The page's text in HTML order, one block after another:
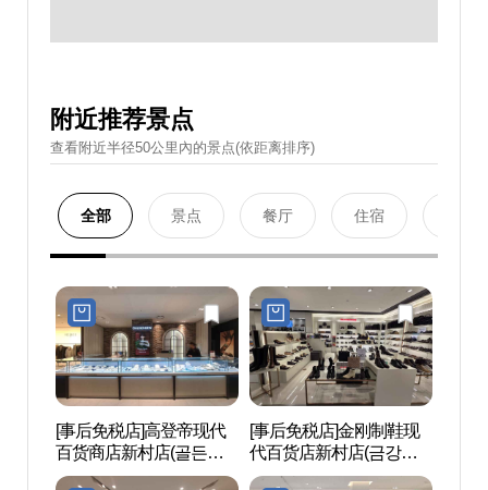
附近推荐景点
查看附近半径50公里內的景点(依距离排序)
全部 景点 餐厅 住宿
[事后免税店]高登帝现代
百货商店新村店(골든듀
현대백화점 신촌점)
[事后免税店]金刚制鞋现
代百货店新村店(금강제
화 현대백화점 신촌점)